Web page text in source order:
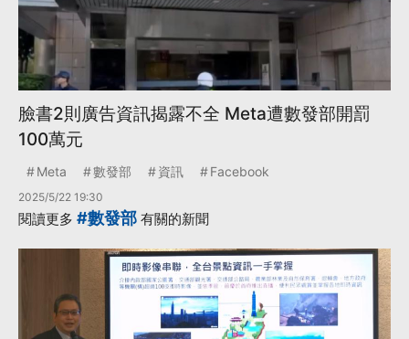
臉書2則廣告資訊揭露不全 Meta遭數發部開罰
100萬元
Meta 數發部 資訊 Facebook
2025/5/22 19:30
閱讀更多 #數發部 有關的新聞